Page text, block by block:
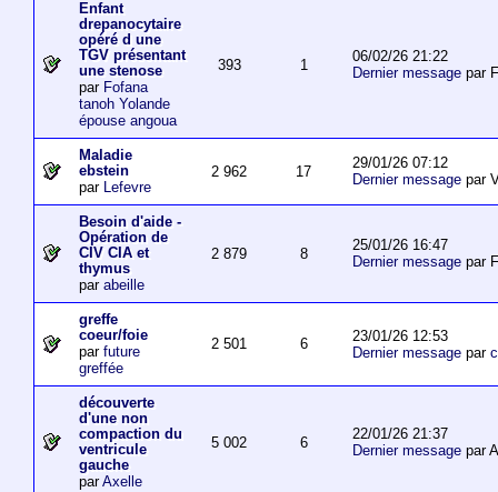
Enfant
drepanocytaire
opéré d une
TGV présentant
une stenose
par Fofana
tanoh Yolande
épouse angoua
393 1
06/02/26 21:22
Dernier messagepar
Maladie
ebstein
par Lefevre
2 962 17
29/01/26 07:12
Dernier messagepar
Besoin d'aide -
Opération de
CIV CIA et
thymus
par abeille
2 879 8
25/01/26 16:47
Dernier messagepar
greffe
coeur/foie
par future
greffée
2 501 6
23/01/26 12:53
Dernier messagepar
découverte
d'une non
compaction du
ventricule
gauche
parAxelle
5 002 6
22/01/26 21:37
Dernier messagepar